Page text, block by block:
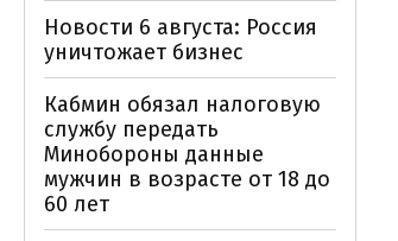
Новости 6 августа: Россия
уничтожает бизнес
Кабмин обязал налоговую
службу передать
Минобороны данные
мужчин в возрасте от 18 до
60 лет